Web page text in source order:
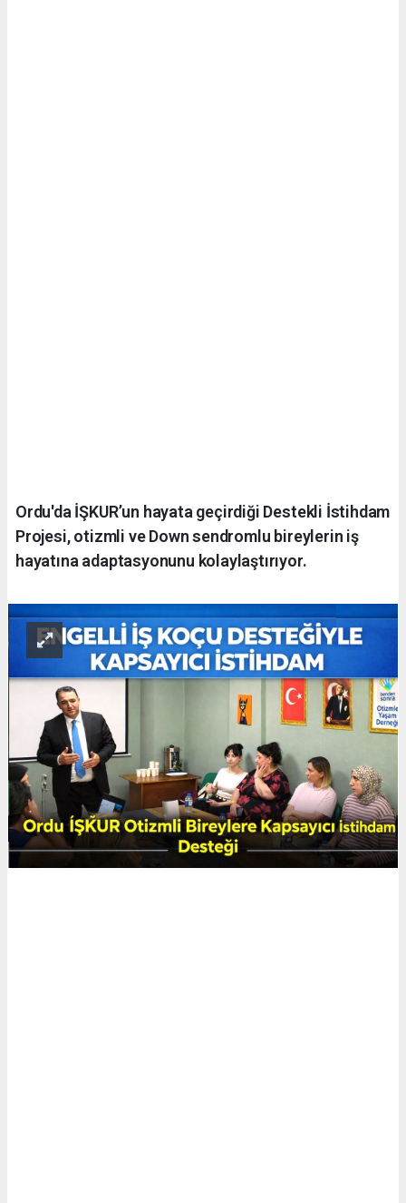
Ordu'da İŞKUR’un hayata geçirdiği Destekli İstihdam
Projesi, otizmli ve Down sendromlu bireylerin iş
hayatına adaptasyonunu kolaylaştırıyor.